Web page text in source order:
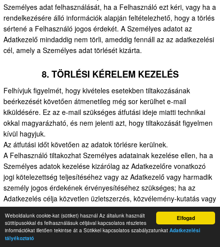
Elfogad
Weboldalunk cookie-kat (sütiket) használ Az általunk használt
sütitípusokkal és felhasználásuk céljával kapcsolatos részletes
információkat illetően tekintse át a Sütikkel kapcsolatos szabályzatunkat Adatkezelési
tályékoztató
Személyes adat felhasználását, ha a Felhasználó ezt kéri, vagy ha a
rendelkezésére álló információk alapján feltételezhető, hogy a törlés
sértené a Felhasználó jogos érdekét. A Személyes adatot az
Adatkezelő mindaddig nem törli, ameddig fennáll az az adatkezelési
cél, amely a Személyes adat törlését kizárta.
8. TÖRLÉSI KÉRELEM KEZELÉS
Felhívjuk figyelmét, hogy kivételes esetekben tiltakozásának
beérkezését követően átmenetileg még sor kerülhet e-mail
kiküldésére. Ez az e-mail szükséges átfutási ideje miatti technikai
okkal magyarázható, és nem jelenti azt, hogy tiltakozását figyelmen
kívül hagyjuk.
Az átfutási időt követően az adatok törlésre kerülnek.
A Felhasználó tiltakozhat Személyes adatainak kezelése ellen, ha a
Személyes adatok kezelése kizárólag az Adatkezelőre vonatkozó
jogi kötelezettség teljesítéséhez vagy az Adatkezelő vagy harmadik
személy jogos érdekének érvényesítéséhez szükséges; ha az
Adatkezelés célja közvetlen üzletszerzés, közvélemény-kutatás vagy
tudományos kutatás; vagy ha az Adatkezelésre közérdekű feladat
teljesítése érdekében kerül sor. Az Adatkezelő a Felhasználó
tiltakozásának jogszerűségét megvizsgálják, és ha a tiltakozás
megalapozottságát megállapítják, az Adatkezelést megszüntetik és